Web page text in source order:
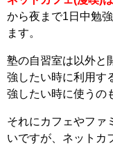
から夜まで1日中勉
ます。
塾の自習室は以外と
強したい時に利用す
強したい時に使うの
それにカフェやファ
いですが、ネットカ